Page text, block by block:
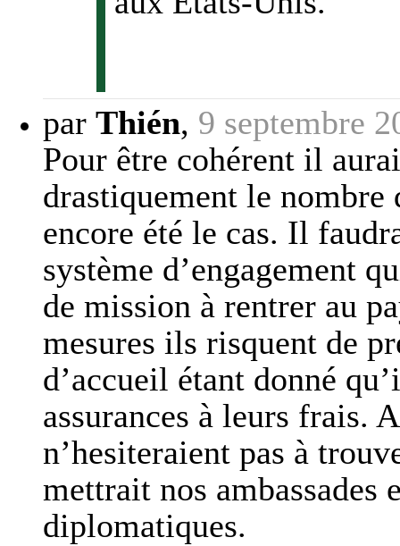
par Thién, 9 septembre
Pour être cohérent il
drastiquement le nombre
encore été le cas. Il
système d’engagement
de mission à rentrer au
mesures ils risquent de
d’accueil étant donné
assurances à leurs frais.
n’hesiteraient pas à
mettrait nos ambassades
diplomatiques.